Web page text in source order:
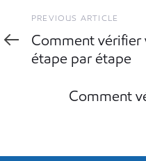
Previous
Article
PREVIOUS ARTICLE
Comment vérifier
étape par étape
Comment